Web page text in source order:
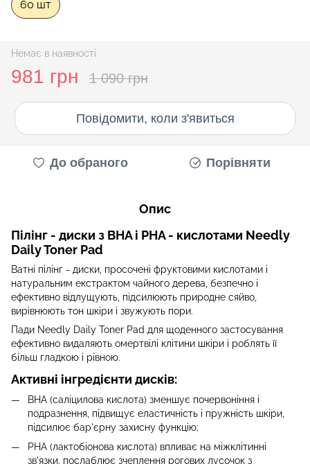
60 шт
Немає в наявності
981 грн 1 090 грн
Повідомити, коли з'явиться
До обраного Порівняти
Опис
Пілінг - диски з BHA і PHA - кислотами Needly
Daily Toner Pad
Ватні пілінг - диски, просочені фруктовими кислотами і
натуральним екстрактом чайного дерева, безпечно і
ефективно відлущують, підсилюють природне сяйво,
вирівнюють тон шкіри і звужують пори.
Пади Needly Daily Toner Pad для щоденного застосування
ефективно видаляють омертвілі клітини шкіри і роблять її
більш гладкою і рівною.
Активні інгредієнти дисків:
BHA (саліцилова кислота) зменшує почервоніння і
подразнення, підвищує еластичність і пружність шкіри,
підсилює бар'єрну захисну функцію;
PHA (лактобіонова кислота) впливає на міжклітинні
зв'язки, послаблює зчеплення рогових лусочок з